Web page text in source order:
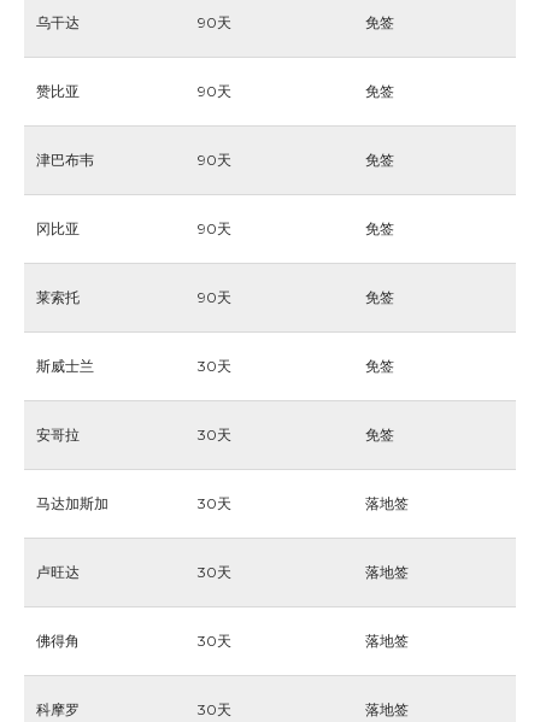
乌干达 90天 免签
赞比亚 90天 免签
津巴布韦 90天 免签
冈比亚 90天 免签
莱索托 90天 免签
斯威士兰 30天 免签
安哥拉 30天 免签
马达加斯加 30天 落地签
卢旺达 30天 落地签
佛得角 30天 落地签
科摩罗 30天 落地签